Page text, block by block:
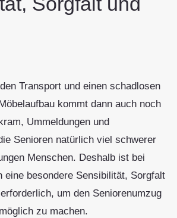
Transport und einen schadlosen
kommt dann auch noch
Ummeldungen und
Senioren natürlich viel schwerer
Menschen. Deshalb ist bei
eine besondere Sensibilität, Sorgfalt
um den Seniorenumzug
zu machen.